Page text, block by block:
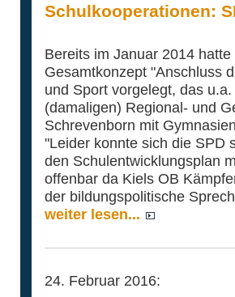
Schulkooperationen:
Bereits im Januar 2014
Gesamtkonzept "Anschluss
und Sport vorgelegt, das
(damaligen) Regional- und
Schrevenborn mit
"Leider konnte sich die SPD
den Schulentwicklungsplan
offenbar da Kiels OB
der bildungspolitische
weiter lesen...
24. Februar 2016: